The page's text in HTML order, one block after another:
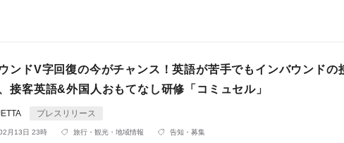
ンドV字回復の今がチャンス！英語が苦手でもインバウンドの
接客英語&外国人おもてなし研修「コミュセル」
プレスリリース
月13日 23時 旅行・観光・地域情報 告知・募集